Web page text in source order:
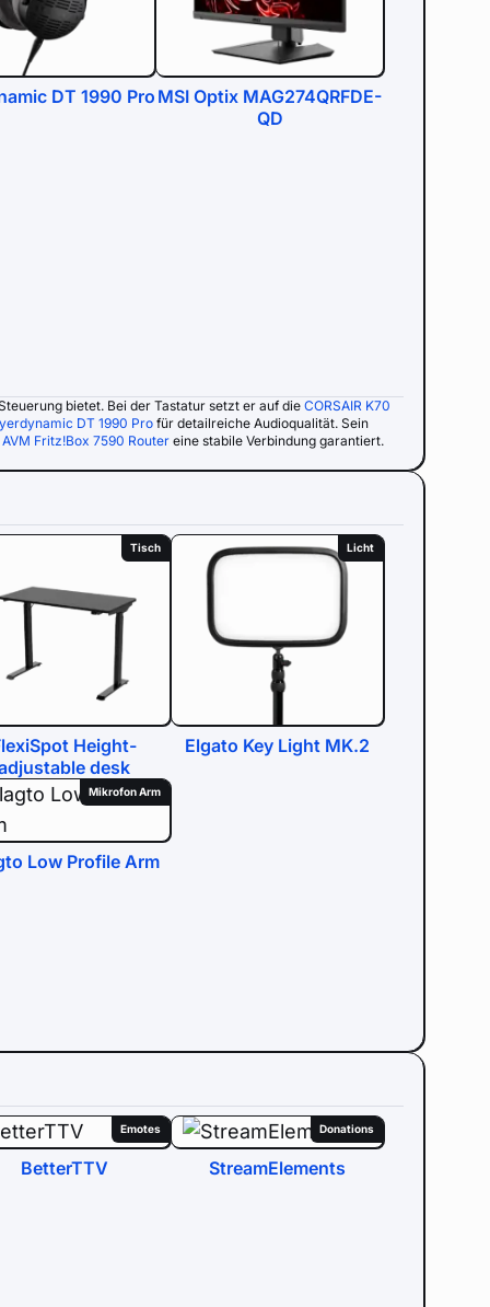
DT 1990 Pro MSI Optix MAG274QRFDE-
QD
bietet. Bei der Tastatur setzt er auf die CORSAIR K70
DT 1990 Pro für detailreiche Audioqualität. Sein
AVM Fritz!Box 7590 Router eine stabile Verbindung garantiert.
Tisch
Height-
desk
Licht
Elgato Key Light MK.2
Mikrofon Arm
Low Profile Arm
Emotes
BetterTTV
Donations
StreamElements